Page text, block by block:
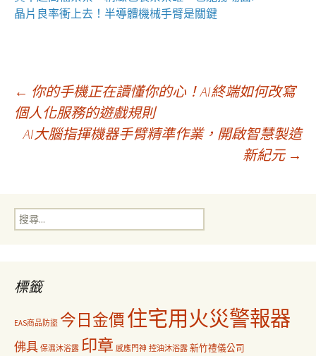
晶片良率衝上去！ 半導體機械手臂是關鍵
文
章
覽
← 你的手機正在讀懂你的心！AI終端如何改寫
個人化服務的遊戲規則
AI大腦指揮機器手臂精準作業，開啟智慧製造
新紀元 →
搜
尋
標籤
EAS商品防盜 今日金價住宅用火災警報器
佛具 保濕沐浴露 印章 感應門神 控油沐浴露 新竹禮儀公司